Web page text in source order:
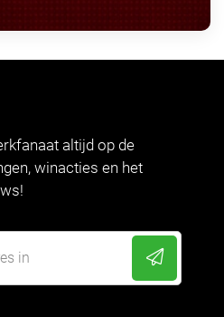
altijd op de
winacties en het